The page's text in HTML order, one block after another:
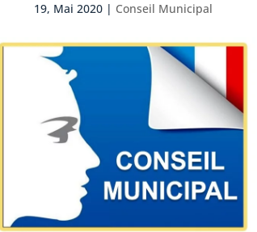
19, Mai 2020| Conseil Municipal